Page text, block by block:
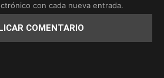
con cada nueva entrada.